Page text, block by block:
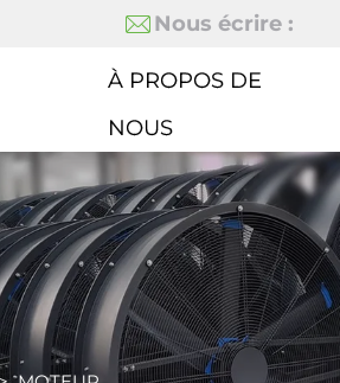
Nous écrire :
À PROPOS DE
NOUS